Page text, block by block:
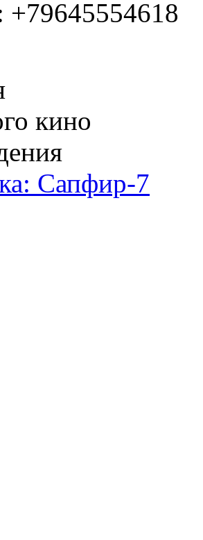
+79645554618
Сапфир-7